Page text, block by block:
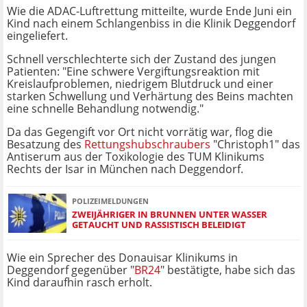
Wie die ADAC-Luftrettung mitteilte, wurde Ende Juni ein
Kind nach einem Schlangenbiss in die Klinik Deggendorf
eingeliefert.
Schnell verschlechterte sich der Zustand des jungen
Patienten: "Eine schwere Vergiftungsreaktion mit
Kreislaufproblemen, niedrigem Blutdruck und einer
starken Schwellung und Verhärtung des Beins machten
eine schnelle Behandlung notwendig."
Da das Gegengift vor Ort nicht vorrätig war, flog die
Besatzung des Rettungshubschraubers "Christoph1" das
Antiserum aus der Toxikologie des TUM Klinikums
Rechts der Isar in München nach Deggendorf.
POLIZEIMELDUNGEN
ZWEIJÄHRIGER IN BRUNNEN UNTER WASSER
GETAUCHT UND RASSISTISCH BELEIDIGT
Wie ein Sprecher des Donauisar Klinikums in
Deggendorf gegenüber "BR24" bestätigte, habe sich das
Kind daraufhin rasch erholt.